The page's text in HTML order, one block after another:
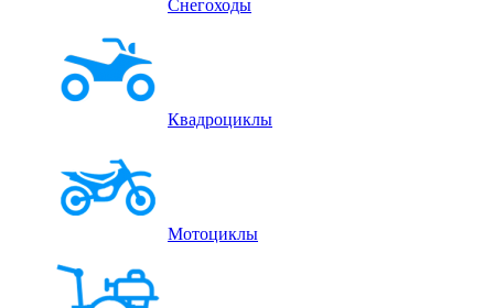
Снегоходы
Квадроциклы
Мотоциклы